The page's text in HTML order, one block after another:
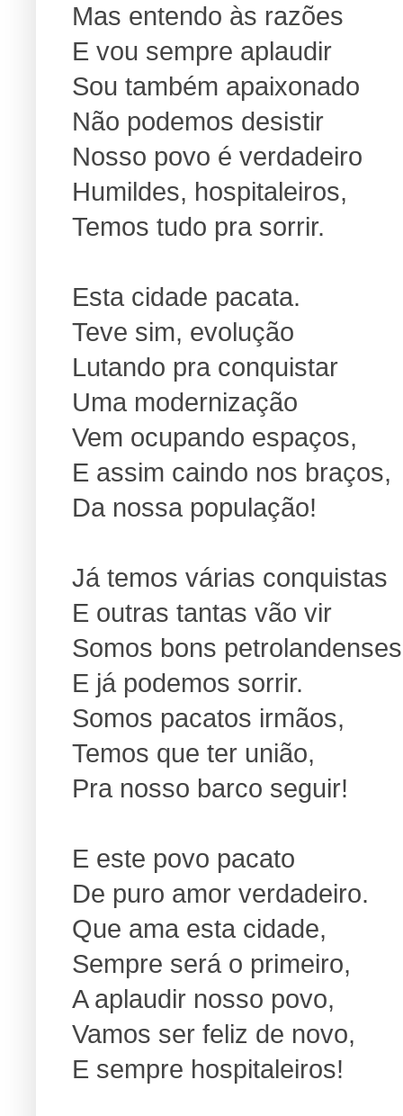
Mas entendo às razões
E vou sempre aplaudir
Sou também apaixonado
Não podemos desistir
Nosso povo é verdadeiro
Humildes, hospitaleiros,
Temos tudo pra sorrir.
Esta cidade pacata.
Teve sim, evolução
Lutando pra conquistar
Uma modernização
Vem ocupando espaços,
E assim caindo nos braços,
Da nossa população!
Já temos várias conquistas
E outras tantas vão vir
Somos bons petrolandenses
E já podemos sorrir.
Somos pacatos irmãos,
Temos que ter união,
Pra nosso barco seguir!
E este povo pacato
De puro amor verdadeiro.
Que ama esta cidade,
Sempre será o primeiro,
A aplaudir nosso povo,
Vamos ser feliz de novo,
E sempre hospitaleiros!